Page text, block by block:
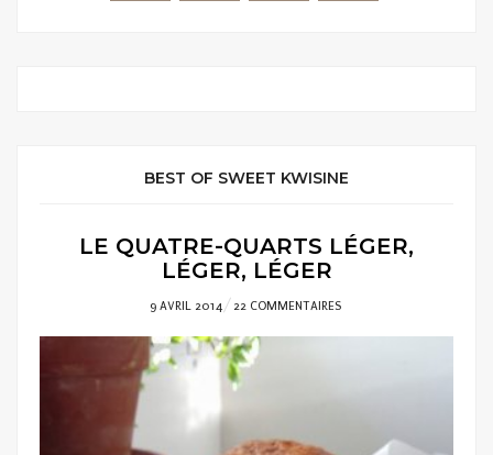
BEST OF SWEET KWISINE
LE QUATRE-QUARTS LÉGER,
LÉGER, LÉGER
POSTED
ON
9 AVRIL 2014 22 COMMENTAIRES